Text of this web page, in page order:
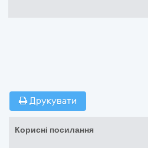
Друкувати
Корисні посилання